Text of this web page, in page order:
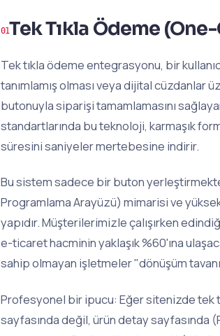
Tek Tıkla Ödeme
Tek tıkla ödeme entegrasyonu, bir
tanımlamış olması veya dijital
butonuyla siparişi tamamlamasını
standartlarında bu teknoloji, karmaşık
süresini saniyeler mertebesine indirir.
Bu sistem sadece bir buton
Programlama Arayüzü) mimarisi ve
yapıdır. Müşterilerimizle çalışırken
e-ticaret hacminin yaklaşık %60'ına
sahip olmayan işletmeler "dönüşüm
Profesyonel bir ipucu: Eğer sitenizde
sayfasında değil, ürün detay sayfasında